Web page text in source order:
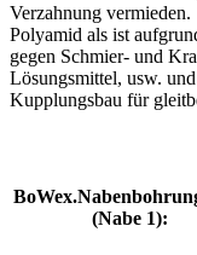
Verzahnung vermieden.
Polyamid als ist
gegen Schmier- und
Lösungsmittel, usw.
Kupplungsbau für
(Nabe 1):